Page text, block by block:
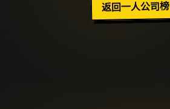
返回一人公司榜